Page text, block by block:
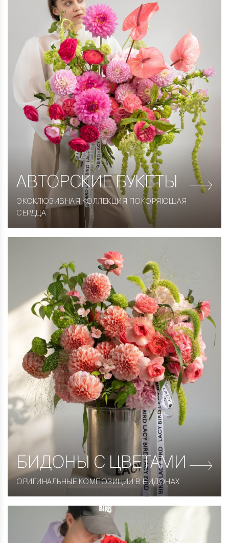
АВТОРСКИЕБУКЕТЫ
ЭКСКЛЮЗИВНАЯ КОЛЛЕКЦИЯ ПОКОРЯЮЩАЯ
СЕРДЦА
БИДОНЫ С ЦВЕТАМИ
ОРИГИНАЛЬНЫЕ КОМПОЗИЦИИ В БИДОНАХ